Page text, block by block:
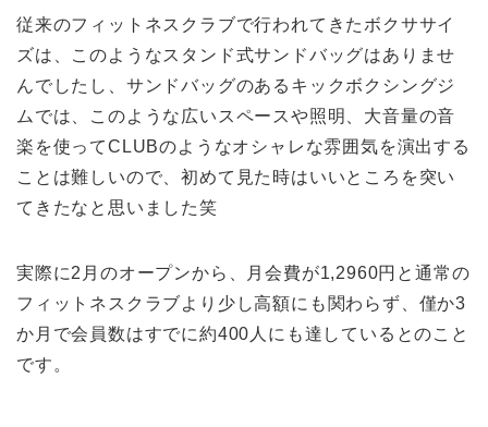
従来のフィットネスクラブで行われてきたボクササイ
ズは、このようなスタンド式サンドバッグはありませ
んでしたし、サンドバッグのあるキックボクシングジ
ムでは、このような広いスペースや照明、大音量の音
楽を使ってCLUBのようなオシャレな雰囲気を演出する
ことは難しいので、初めて見た時はいいところを突い
てきたなと思いました笑
実際に2月のオープンから、月会費が1,2960円と通常の
フィットネスクラブより少し高額にも関わらず、僅か3
か月で会員数はすでに約400人にも達しているとのこと
です。